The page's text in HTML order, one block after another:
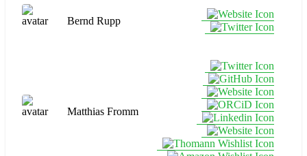
Bernd Rupp
Matthias Fromm